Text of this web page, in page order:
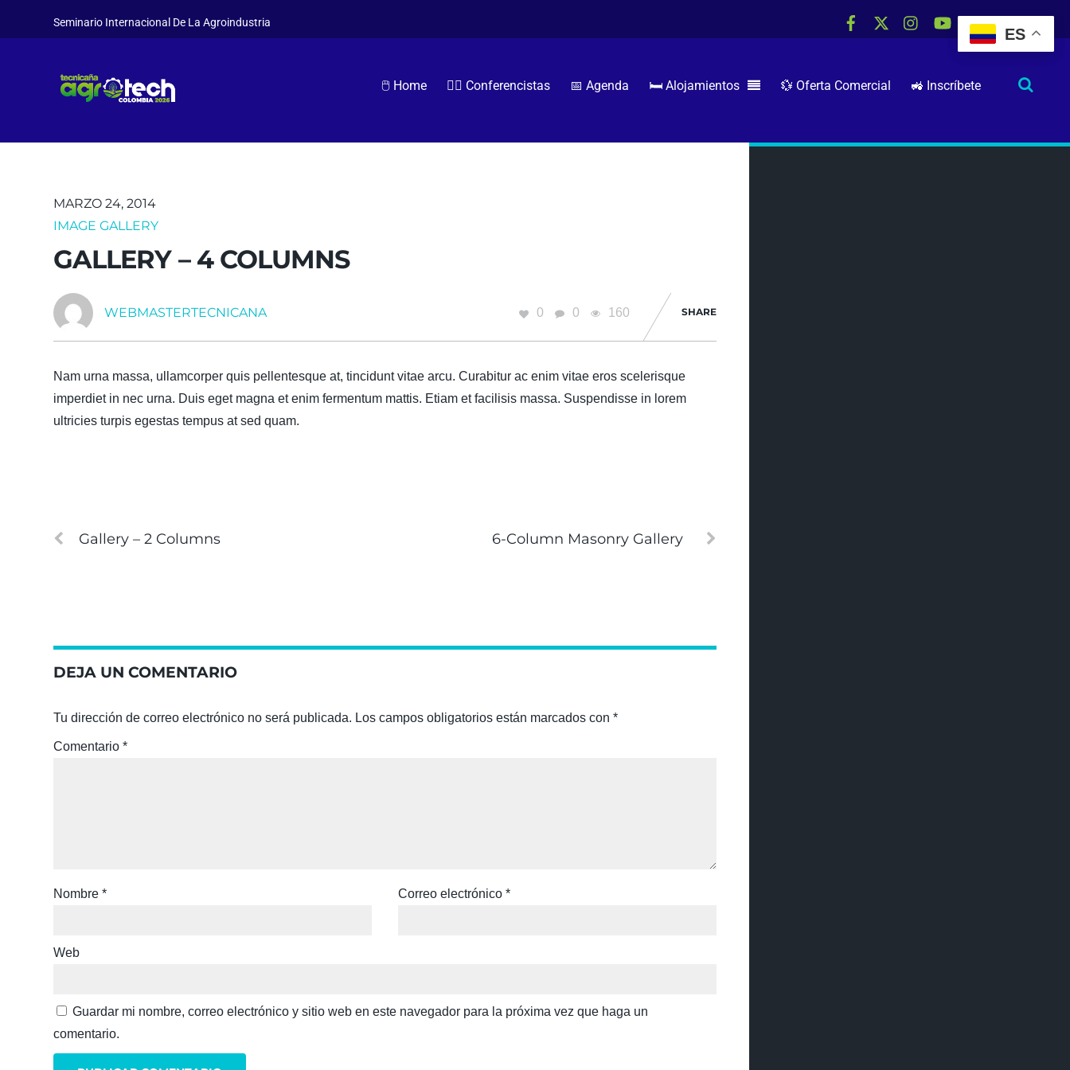
Seminario Internacional De La Agroindustria
🖱️ Home 🧏‍♂️ Conferencistas 📅 Agenda 🛏️ Alojamientos 💱 Oferta Comercial 🚜 Inscríbete
MARZO 24, 2014
IMAGE GALLERY
GALLERY – 4 COLUMNS
WEBMASTERTECNICANA 0 0 160 SHARE
Nam urna massa, ullamcorper quis pellentesque at, tincidunt vitae arcu. Curabitur ac enim vitae eros scelerisque
imperdiet in nec urna. Duis eget magna et enim fermentum mattis. Etiam et facilisis massa. Suspendisse in lorem
ultricies turpis egestas tempus at sed quam.
Gallery – 2 Columns 6-Column Masonry Gallery
DEJA UN COMENTARIO
Tu dirección de correo electrónico no será publicada. Los campos obligatorios están marcados con*
Comentario*
Nombre* Correo electrónico*
Web
Guardar mi nombre, correo electrónico y sitio web en este navegador para la próxima vez que haga un
comentario.
ES